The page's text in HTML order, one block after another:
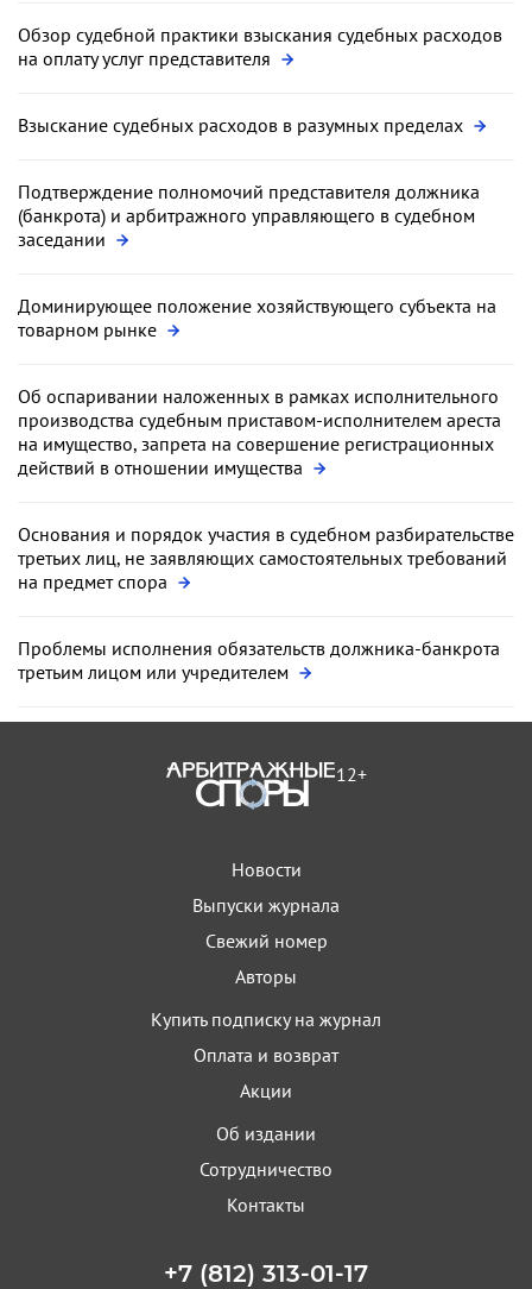
Обзор судебной практики взыскания судебных расходов
на оплату услуг представителя
Взыскание судебных расходов в разумных пределах
Подтверждение полномочий представителя должника
(банкрота) и арбитражного управляющего в судебном
заседании
Доминирующее положение хозяйствующего субъекта на
товарном рынке
Об оспаривании наложенных в рамках исполнительного
производства судебным приставом-исполнителем ареста
на имущество, запрета на совершение регистрационных
действий в отношении имущества
Основания и порядок участия в судебном разбирательстве
третьих лиц, не заявляющих самостоятельных требований
на предмет спора
Проблемы исполнения обязательств должника-банкрота
третьим лицом или учредителем
12+
Новости
Выпуски журнала
Свежий номер
Авторы
Купить подписку на журнал
Оплата и возврат
Акции
Об издании
Сотрудничество
Контакты
+7 (812) 313-01-17